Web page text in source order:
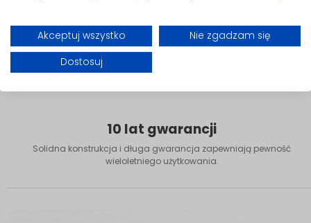
Akceptuj wszystko
Nie zgadzam się
Dostosuj
10 lat gwarancji
Solidna konstrukcja i długa gwarancja zapewniają pewność
wieloletniego użytkowania.